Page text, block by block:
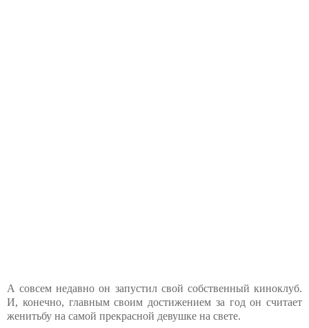
А совсем недавно он запустил свой собственный киноклуб.
И, конечно, главным своим достижением за год он считает
женитьбу на самой прекрасной девушке на свете.